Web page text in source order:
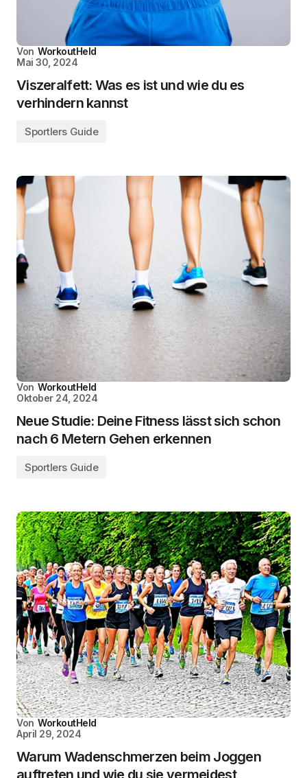
Von WorkoutHeld
Mai 30, 2024
Viszeralfett: Was es ist und wie du es
verhindern kannst
Sportlers Guide
Von WorkoutHeld
Oktober 24, 2024
Neue Studie: Deine Fitness lässt sich schon
nach 6 Metern Gehen erkennen
Sportlers Guide
Von WorkoutHeld
April 29, 2024
Warum Wadenschmerzen beim Joggen
auftreten und wie du sie vermeidest